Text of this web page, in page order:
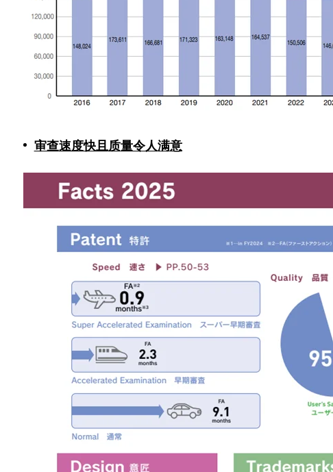
审查速度快且质量令人满意